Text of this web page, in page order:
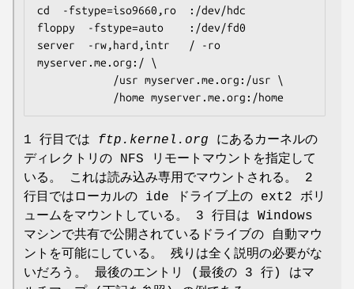
cd	-fstype=iso9660,ro	:/dev/hdc
floppy	-fstype=auto	:/dev/fd0
server	-rw,hard,intr	/ -ro
myserver.me.org:/ \
			/home myserver.me.org:/home
1 行目では ftp.kernel.org にあるカーネルの
ディレクトリの NFS リモートマウントを指定して
いる。 これは読み込み専用でマウントされる。 2
行目ではローカルの ide ドライブ上の ext2 ボリ
ュームをマウントしている。 3 行目は Windows
マシンで共有で公開されているドライブの 自動マウ
ントを可能にしている。 残りは全く説明の必要がな
いだろう。 最後のエントリ (最後の 3 行) はマ